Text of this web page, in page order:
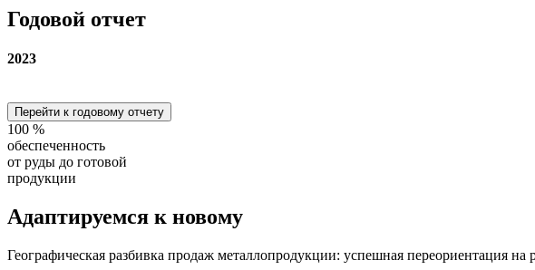
Годовой отчет
2023
Перейти к годовому отчету
100 %
обеспеченность
от руды до готовой
продукции
Адаптируемся к новому
Географическая разбивка продаж металлопродукции: успешная переориентация